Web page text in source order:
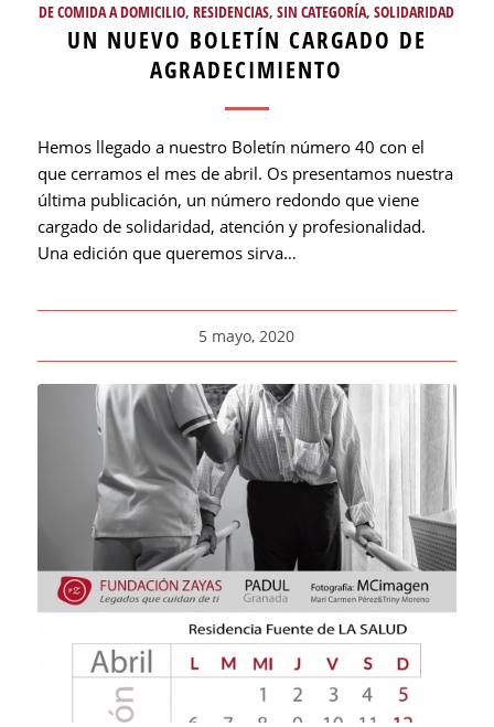
DE COMIDA A DOMICILIO,RESIDENCIAS,SIN CATEGORÍA,SOLIDARIDAD
UN NUEVO BOLETÍN CARGADO DE
AGRADECIMIENTO
Hemos llegado a nuestro Boletín número 40 con el
que cerramos el mes de abril. Os presentamos nuestra
última publicación, un número redondo que viene
cargado de solidaridad, atención y profesionalidad.
Una edición que queremos sirva…
5 mayo, 2020